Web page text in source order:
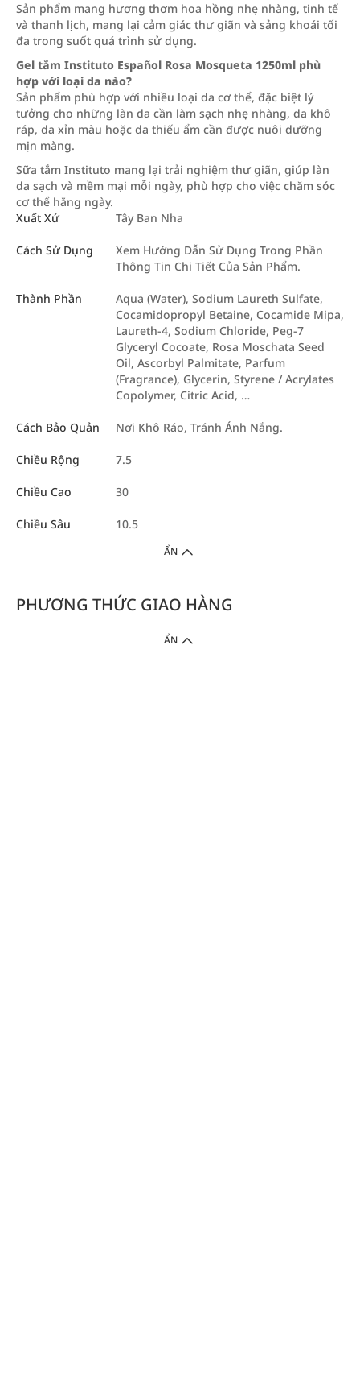
Sản phẩm mang hương thơm hoa hồng nhẹ nhàng, tinh tế
và thanh lịch, mang lại cảm giác thư giãn và sảng khoái tối
đa trong suốt quá trình sử dụng.
Gel tắm Instituto Español Rosa Mosqueta 1250ml phù
hợp với loại da nào?
Sản phẩm phù hợp với nhiều loại da cơ thể, đặc biệt lý
tưởng cho những làn da cần làm sạch nhẹ nhàng, da khô
ráp, da xỉn màu hoặc da thiếu ẩm cần được nuôi dưỡng
mịn màng.
Sữa tắm Instituto mang lại trải nghiệm thư giãn, giúp làn
da sạch và mềm mại mỗi ngày, phù hợp cho việc chăm sóc
cơ thể hằng ngày.
Xuất Xứ
Tây Ban Nha
Cách Sử Dụng
Xem Hướng Dẫn Sử Dụng Trong Phần
Thông Tin Chi Tiết Của Sản Phẩm.
Thành Phần
Aqua (Water), Sodium Laureth Sulfate,
Cocamidopropyl Betaine, Cocamide Mipa,
Laureth-4, Sodium Chloride, Peg-7
Glyceryl Cocoate, Rosa Moschata Seed
Oil, Ascorbyl Palmitate, Parfum
(Fragrance), Glycerin, Styrene / Acrylates
Copolymer, Citric Acid, …
Cách Bảo Quản Nơi Khô Ráo, Tránh Ánh Nắng.
Chiều Rộng 7.5
Chiều Cao 30
Chiều Sâu 10.5
ẨN
PHƯƠNG THỨC GIAO HÀNG
ẨN